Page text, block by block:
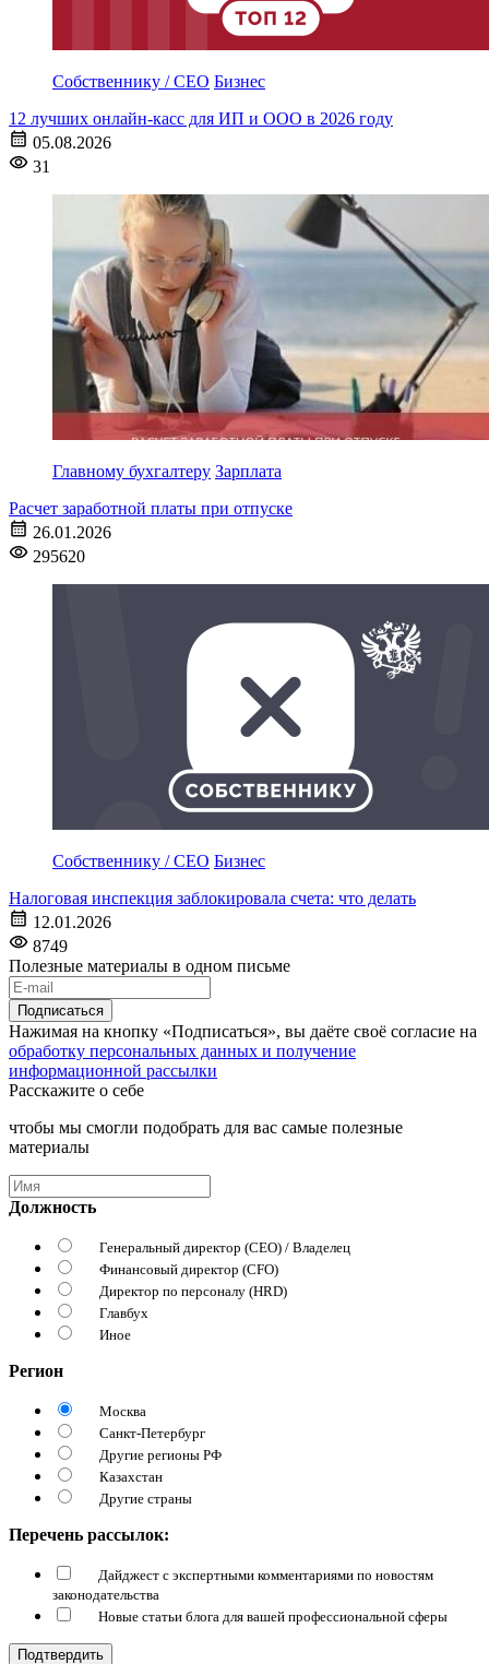
Собственнику / CEO Бизнес
12 лучших онлайн-касс для ИП и ООО в 2026 году
05.08.2026
31
Главному бухгалтеру Зарплата
Расчет заработной платы при отпуске
26.01.2026
295620
Собственнику / CEO Бизнес
Налоговая инспекция заблокировала счета: что делать
12.01.2026
8749
Полезные материалы в одном письме
Подписаться
Нажимая на кнопку «Подписаться», вы даёте своё согласие на
обработку персональных данных и получение
информационной рассылки
Расскажите о себе
чтобы мы смогли подобрать для вас самые полезные
материалы
Должность
Генеральный директор (CEO) / Владелец
Финансовый директор (CFO)
Директор по персоналу (HRD)
Главбух
Иное
Регион
Москва
Санкт-Петербург
Другие регионы РФ
Казахстан
Другие страны
Перечень рассылок:
Дайджест с экспертными комментариями по новостям
законодательства
Новые статьи блога для вашей профессиональной сферы
Подтвердить